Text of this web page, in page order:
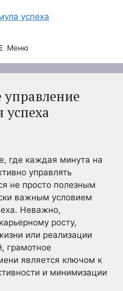
Меню
успеха
где каждая минута на
управлять
не просто полезным
важным условием
Неважно,
росту,
или реализации
грамотное
является ключом к
и минимизации